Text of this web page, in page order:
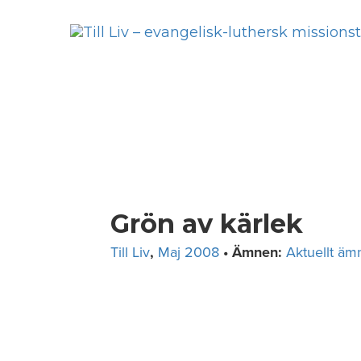
Grön av kärlek
Till Liv, Maj 2008 • Ämnen: Aktuellt